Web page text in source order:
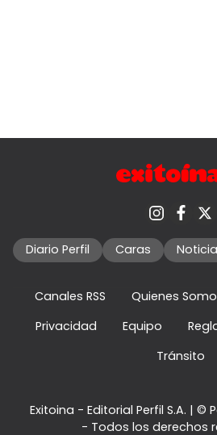
Diario Perfil Caras
Canales RSS Quienes
Privacidad
Equipo
Tránsito
Exitoina - Editorial Perfil S.A. | ©
- Todos los derechos